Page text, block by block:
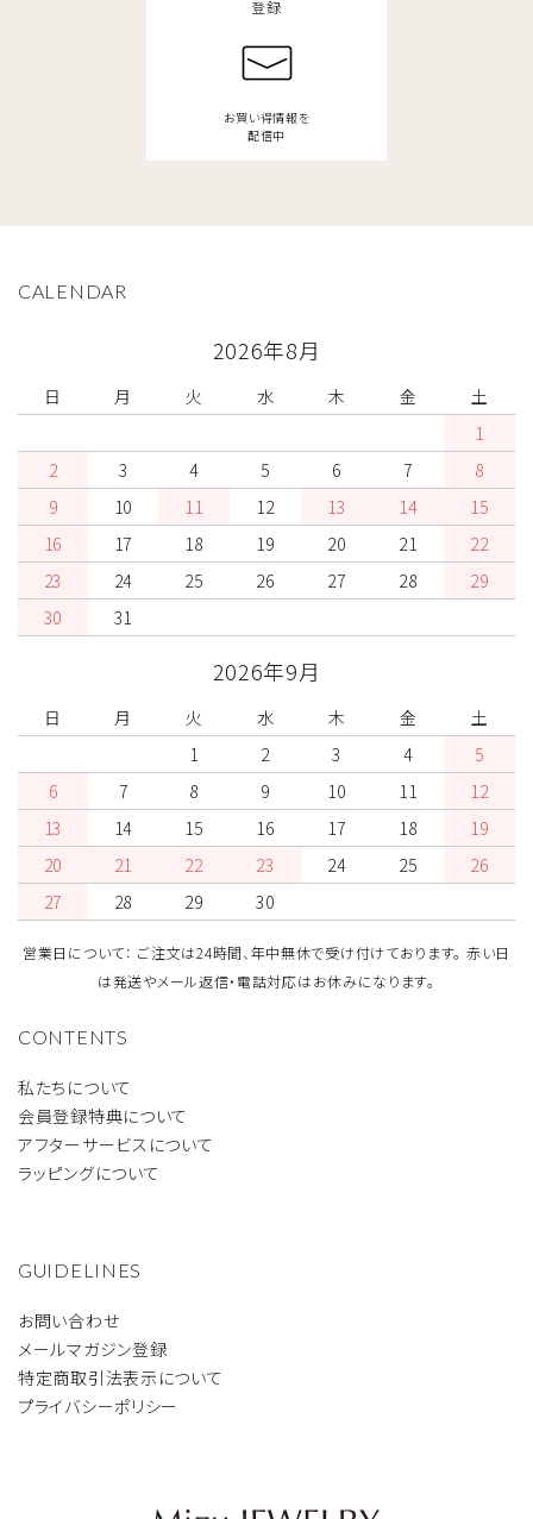
登録
お買い得情報を
配信中
CONTENTS
私たちについて
会員登録特典について
アフターサービスについて
ラッピングについて
GUIDELINES
お問い合わせ
メールマガジン登録
特定商取引法表示について
プライバシーポリシー
CALENDAR
2026年8月
日 月 火 水 木 金
土
1
2
3 4 5 6 7
8
9
10 11 12 13 14
15
16
17 18 19 20 21
22
23
24 25 26 27 28
29
30
31
2026年9月
日 月 火 水 木 金
土
1
2 3 4
5
6
7 8 9 10 11
12
13
14 15 16 17 18
19
20
21 22 23 24 25
26
27
28 29 30
営業日について： ご注文は24時間、年中無休で受け付けております。 赤い日
は発送やメール返信・電話対応はお休みになります。